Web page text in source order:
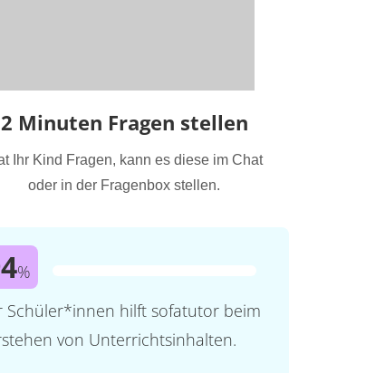
2 Minuten Fragen stellen
Ihr Kind Fragen, kann es diese im Chat
oder in der Fragenbox stellen.
%
Schüler*innen hilft sofatutor beim
von Unterrichtsinhalten.